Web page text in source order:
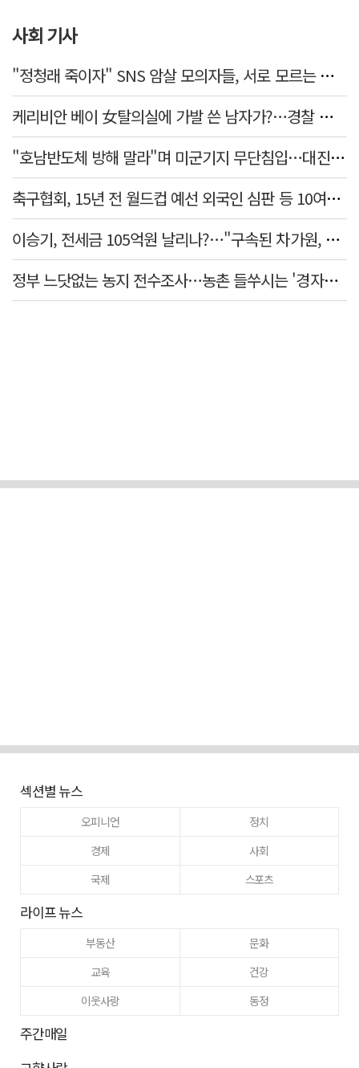
사회 기사
"정청래 죽이자" SNS 암살 모의자들, 서로 모르는 사이였다…檢송치
케리비안 베이 女탈의실에 가발 쓴 남자가?…경찰 추적 중
"호남반도체 방해 말라"며 미군기지 무단침입…대진연 회원 3명 '구속'
축구협회, 15년 전 월드컵 예선 외국인 심판 등 10여명에 '성 접대'
이승기, 전세금 105억원 날리나?…"구속된 차가원, 형사 범죄 영역"
정부 느닷없는 농지 전수조사…농촌 들쑤시는 '경자유전'의 칼날
섹션별 뉴스
오피니언
정치
경제
사회
국제
스포츠
라이프 뉴스
부동산
문화
교육
건강
이웃사랑
동정
주간매일